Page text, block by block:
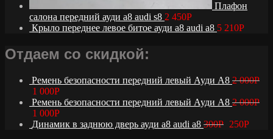
Плафон
салона передний ауди а8 audi s8 2 450Р
Крыло переднее левое битое ауди а8 audi a8 5 210Р
Отдаем со скидкой:
Ремень безопасности передний левый Ауди А8 2 000Р
1 000Р
Ремень безопасности передний левый Ауди А8 2 000Р
1 000Р
Динамик в заднюю дверь ауди а8 audi a8 300Р 250Р